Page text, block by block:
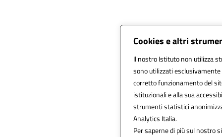
Cookies e altri
Il nostro Istituto non utilizza
sono utilizzati
corretto funzionamento del
istituzionali e alla sua
strumenti statistici
Analytics Italia.
Per saperne di più sul nostro